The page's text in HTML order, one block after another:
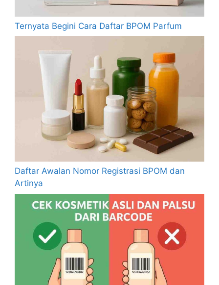
Ternyata Begini Cara Daftar BPOM Parfum
Daftar Awalan Nomor Registrasi BPOM dan
Artinya